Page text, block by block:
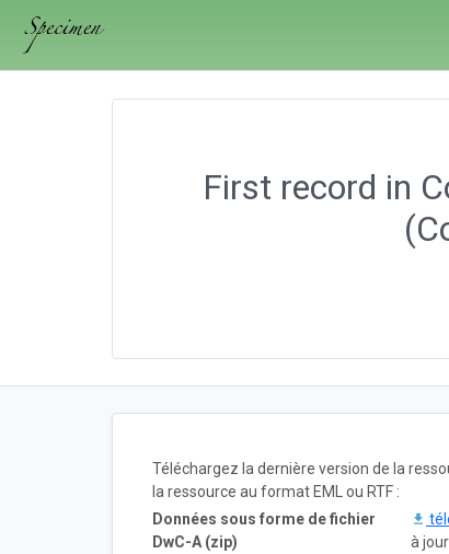
First record in
Téléchargez la dernière version de la
la ressource au format EML ou RTF :
Données sous forme de fichier
DwC-A (zip)
à